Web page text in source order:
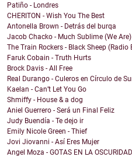
Patiño - Londres
CHERITON - Wish You The Best
Antonella Brown - Detrás del burqa
Jacob Chacko - Much Sublime (We Are)
The Train Rockers - Black Sheep (Radio
Faruk Cobain - Truth Hurts
Brock Davis - All Free
Real Durango - Culeros en Círculo de
Kaelan - Can’t Let You Go
Shmiffy - House & a dog
Aniel Guerrero - Será un Final Feliz
Judy Buendía - Te dejo ir
Emily Nicole Green - Thief
Jovi Jiovanni - Así Eres Mujer
Angel Moza - GOTAS EN LA OSCURIDAD